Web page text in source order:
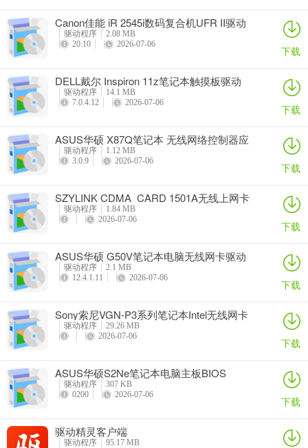
Canon佳能 iR 2545i数码复合机UFR II驱动
驱动程序
2.08 MB
20.10
2026-07-06 下载
DELL戴尔 Inspiron 11z笔记本触摸板驱动
驱动程序
14.1 MB
7.0.4.12
2026-07-06 下载
ASUS华硕 X87Q笔记本 无线网络控制器应
用程序
驱动程序
1.12 MB
3.0.9
2026-07-06 下载
SZYLINK CDMA_CARD 1501A无线上网卡
驱动程序
1.84 MB
2026-07-06
下载
ASUS华硕 G50V笔记本电脑无线网卡驱动
驱动程序
2.1 MB
12.4.1.11
2026-07-06 下载
Sony索尼VGN-P3系列笔记本Intel无线网卡
驱动
驱动程序
29.26 MB
2026-07-06
下载
ASUS华硕S2Ne笔记本电脑主板BIOS
驱动程序
307 KB
0200
2026-07-06 下载
驱动精灵客户端
驱动程序
95.17 MB